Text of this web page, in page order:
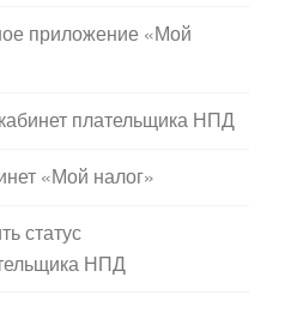
приложение «Мой
плательщика НПД
«Мой налог»
статус
НПД